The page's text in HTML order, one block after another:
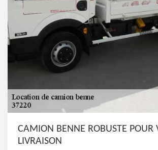
CAMION BENNE ROBUSTE POUR
LIVRAISON